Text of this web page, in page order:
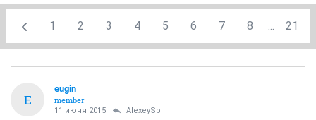
1 2 3 4 5 6 7 8 ... 21
E
eugin
member
11 июня 2015 AlexeySp